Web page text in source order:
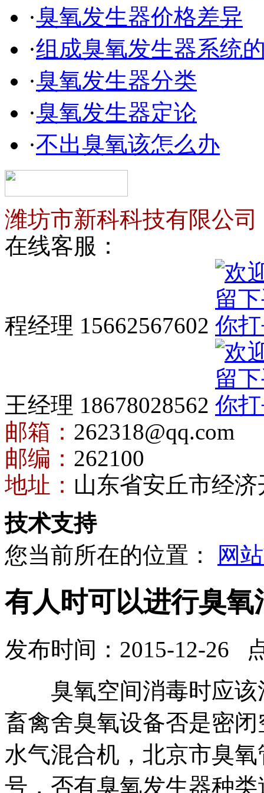
·臭氧发生器价格差异
·组成臭氧发生器系统
·臭氧发生器分类
·臭氧发生器定论
·不出臭氧该怎么办
潍坊市新科科技有限公司
在线客服：
程经理 15662567602
王经理 18678028562
邮箱： 262318@qq.com
邮编： 262100
地址： 山东省安丘市经
技术支持
您当前所在的位置：
网
有人时可以进行臭氧
发布时间：2015-12-26
臭氧空间消毒时应该
畜禽舍臭氧设备否是密
水气混合机， 北京市臭
号， 否有臭氧发生器种类